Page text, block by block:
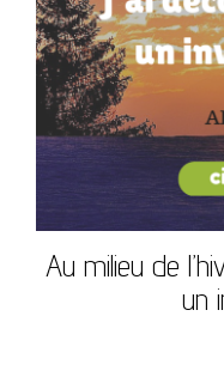
Au milieu de
un